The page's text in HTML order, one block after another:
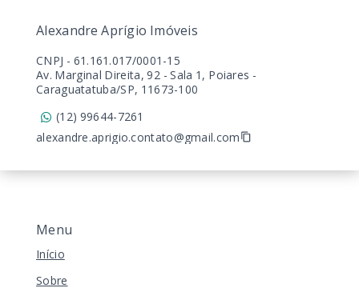
Menu
Início
Sobre
Alexandre Aprígio Imóveis
CNPJ - 61.161.017/0001-15
Av. Marginal Direita, 92 - Sala 1, Poiares -
Caraguatatuba/SP, 11673-100
(12) 99644-7261
alexandre.aprigio.contato@gmail.com